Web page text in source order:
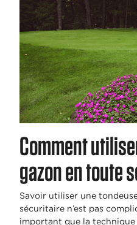
Comment
gazon en toute
Savoir utiliser une
sécuritaire n’est pas
important que la technique